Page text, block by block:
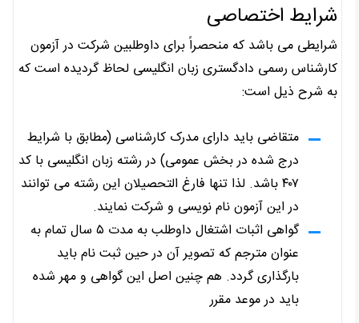
شرایط اختصاصی
شرایطی می باشد که منحصراً برای داوطلبین شرکت در آزمون
کارشناس رسمی دادگستری زبان انگلیسی لحاظ گردیده است که
به شرح ذیل است:
متقاضی باید دارای مدرک کارشناسی (مطابق با شرایط
درج شده در بخش عمومی) در رشته زبان انگلیسی با کد
۴۰۷ باشد. لذا تنها فارغ التحصیلان این رشته می توانند
در این آزمون نام نویسی و شرکت نمایند.
گواهی اثبات اشتغال داوطلب به مدت ۵ سال تمام به
عنوان مترجم که تصویر آن در حین ثبت نام باید
بارگذاری گردد. هم چنین اصل این گواهی و مهر شده
باید در موعد مقرر